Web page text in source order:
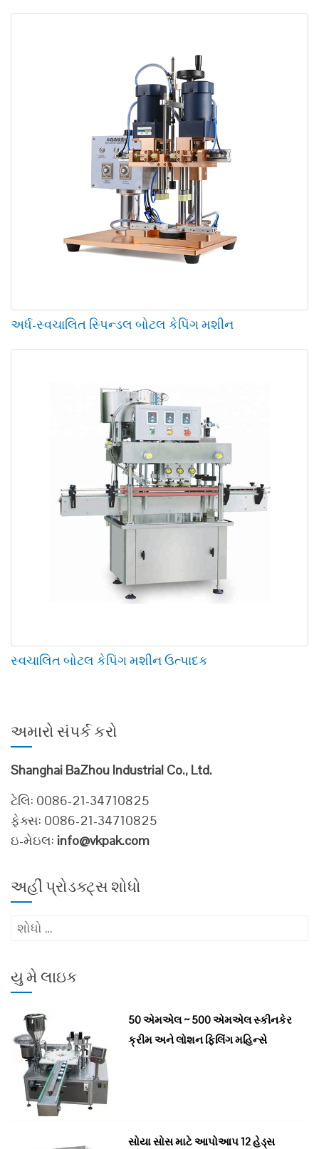
અર્ધ-સ્વચાલિત સ્પિન્ડલ બોટલ કેપિંગ મશીન
સ્વચાલિત બોટલ કેપિંગ મશીન ઉત્પાદક
અમારો સંપર્ક કરો
Shanghai BaZhou Industrial Co., Ltd.
ટેલિ: 0086-21-34710825
ફેક્સ: 0086-21-34710825
ઇ-મેઇલ: info@vkpak.com
અહીં પ્રોડક્ટ્સ શોધો
માટે
યુ મે લાઇક
50 એમએલ ~ 500 એમએલ સ્કીનકેર
ક્રીમ અને લોશન ફિલિંગ મહિન્સે
સોયા સોસ માટે આપોઆપ 12 હેડ્સ